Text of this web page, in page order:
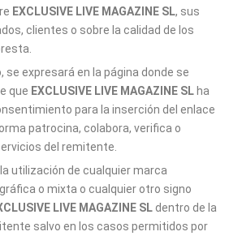
EXCLUSIVE LIVE MAGAZINE SL, sus
clientes o sobre la calidad de los
se expresará en la página donde se
que EXCLUSIVE LIVE MAGAZINE SL ha
para la inserción del enlace
patrocina, colabora, verifica o
del remitente.
utilización de cualquier marca
o mixta o cualquier otro signo
LIVE MAGAZINE SL dentro de la
salvo en los casos permitidos por